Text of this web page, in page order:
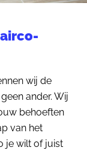
wij de
ander. Wij
behoeften
van het
je wilt of juist